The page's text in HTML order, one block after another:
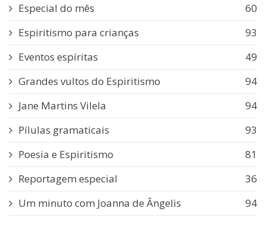
Especial do mês
60
Espiritismo para crianças
93
Eventos espíritas
49
Grandes vultos do Espiritismo
94
Jane Martins Vilela
94
Pílulas gramaticais
93
Poesia e Espiritismo
81
Reportagem especial
36
Um minuto com Joanna de Ângelis
94